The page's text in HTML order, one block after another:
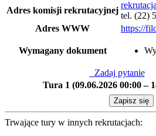
Adres komisji rekrutacyjnej
tel. (22)
Adres WWW
https://
Wymagany dokument
Zadaj pytanie
Tura 1 (09.06.2026 00:00 –
Zapisz się
Trwające tury w innych rekrutacjach: